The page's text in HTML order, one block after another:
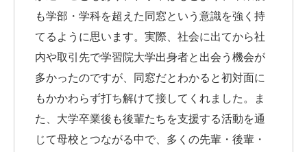
も学部・学科を超えた同窓という意識を強く持
てるように思います。実際、社会に出てから社
内や取引先で学習院大学出身者と出会う機会が
多かったのですが、同窓だとわかると初対面に
もかかわらず打ち解けて接してくれました。ま
た、大学卒業後も後輩たちを支援する活動を通
じて母校とつながる中で、多くの先輩・後輩・